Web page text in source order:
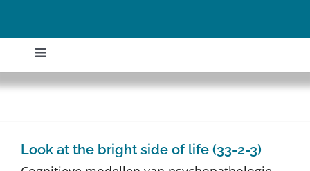
Toggle
Navigation
Home
Look at the bright side of life (33-2-3)